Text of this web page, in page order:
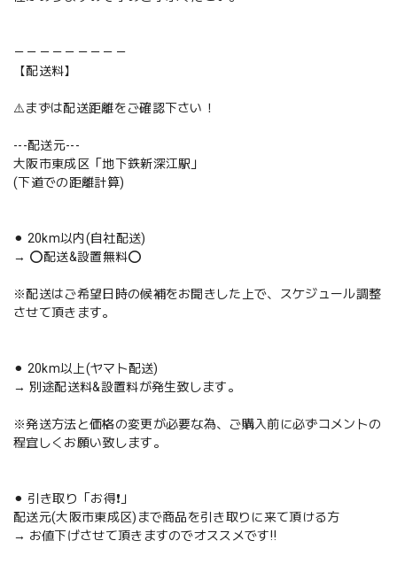
－－－－－－－－－
【配送料】
⚠️まずは配送距離をご確認下さい！
---配送元---
大阪市東成区「地下鉄新深江駅」
(下道での距離計算)
⚫︎ 20km以内(自社配送)
→ ⭕️配送&設置無料⭕️
※配送はご希望日時の候補をお聞きした上で、スケジュール調整
させて頂きます。
⚫︎ 20km以上(ヤマト配送)
→ 別途配送料&設置料が発生致します。
※発送方法と価格の変更が必要な為、ご購入前に必ずコメントの
程宜しくお願い致します。
⚫︎ 引き取り「お得❗️」
配送元(大阪市東成区)まで商品を引き取りに来て頂ける方
→ お値下げさせて頂きますのでオススメです‼️